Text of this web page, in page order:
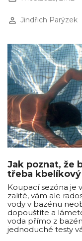
perm_identity Jindřich Parýzek
Jak poznat, že
třeba
Koupací sezóna je
zalité, vám ale
vody v bazénu
dopouštíte a
voda přímo z
jednoduché testy